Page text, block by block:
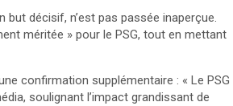
but décisif, n’est pas passée inaperçue.
méritée » pour le PSG, tout en mettant
confirmation supplémentaire : « Le PSG
soulignant l’impact grandissant de